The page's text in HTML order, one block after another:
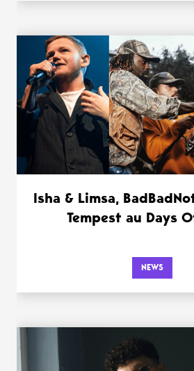
Isha & Limsa,
Tempest au Days
NEWS